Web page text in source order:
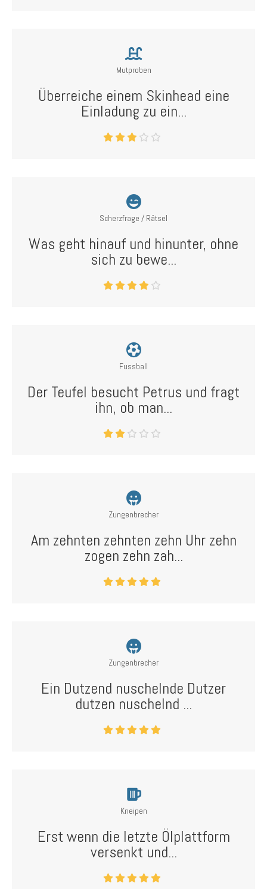
Mutproben
Überreiche einem Skinhead eine
Einladung zu ein...
Scherzfrage / Rätsel
Was geht hinauf und hinunter, ohne
sich zu bewe...
Fussball
Der Teufel besucht Petrus und fragt
ihn, ob man...
Zungenbrecher
Am zehnten zehnten zehn Uhr zehn
zogen zehn zah...
Zungenbrecher
Ein Dutzend nuschelnde Dutzer
dutzen nuschelnd ...
Kneipen
Erst wenn die letzte Ölplattform
versenkt und...